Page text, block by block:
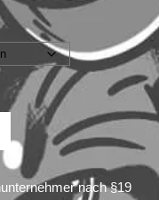
nach §19